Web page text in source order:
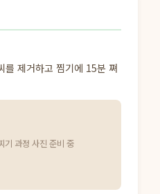
를 제거하고 찜기에 15분 쪄
기 과정 사진 준비 중